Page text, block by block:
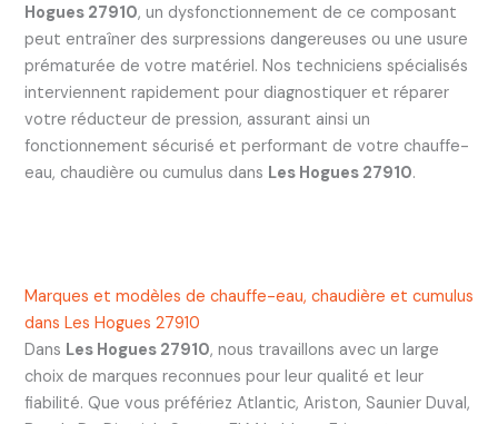
Hogues 27910, un dysfonctionnement de ce composant
peut entraîner des surpressions dangereuses ou une usure
prématurée de votre matériel. Nos techniciens spécialisés
interviennent rapidement pour diagnostiquer et réparer
votre réducteur de pression, assurant ainsi un
fonctionnement sécurisé et performant de votre chauffe-
eau, chaudière ou cumulus dans Les Hogues 27910.
Marques et modèles de chauffe-eau, chaudière et cumulus
dans Les Hogues 27910
Dans Les Hogues 27910, nous travaillons avec un large
choix de marques reconnues pour leur qualité et leur
fiabilité. Que vous préfériez Atlantic, Ariston, Saunier Duval,